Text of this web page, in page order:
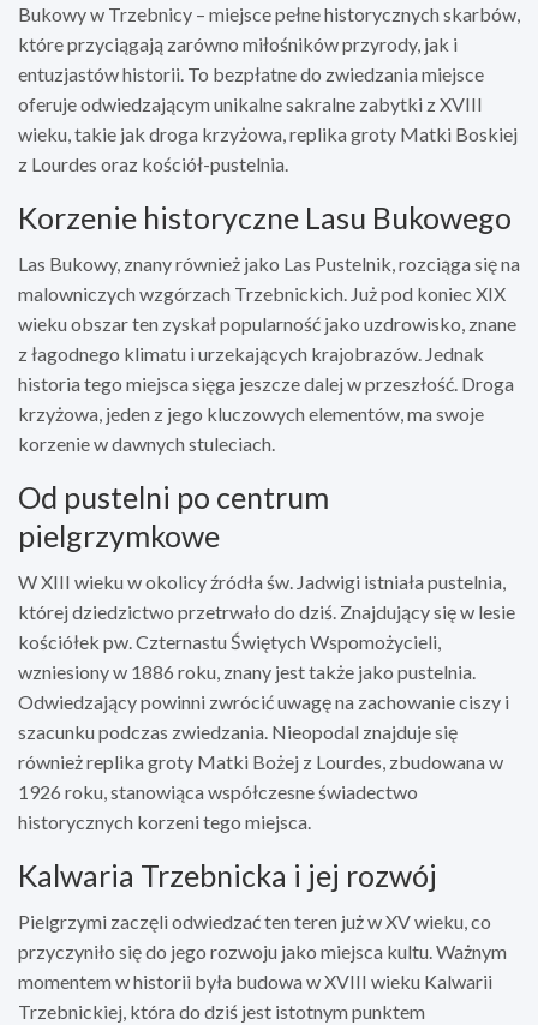
Bukowy w Trzebnicy – miejsce pełne historycznych skarbów,
które przyciągają zarówno miłośników przyrody, jak i
entuzjastów historii. To bezpłatne do zwiedzania miejsce
oferuje odwiedzającym unikalne sakralne zabytki z XVIII
wieku, takie jak droga krzyżowa, replika groty Matki Boskiej
z Lourdes oraz kościół-pustelnia.
Korzenie historyczne Lasu Bukowego
Las Bukowy, znany również jako Las Pustelnik, rozciąga się na
malowniczych wzgórzach Trzebnickich. Już pod koniec XIX
wieku obszar ten zyskał popularność jako uzdrowisko, znane
z łagodnego klimatu i urzekających krajobrazów. Jednak
historia tego miejsca sięga jeszcze dalej w przeszłość. Droga
krzyżowa, jeden z jego kluczowych elementów, ma swoje
korzenie w dawnych stuleciach.
Od pustelni po centrum
pielgrzymkowe
W XIII wieku w okolicy źródła św. Jadwigi istniała pustelnia,
której dziedzictwo przetrwało do dziś. Znajdujący się w lesie
kościółek pw. Czternastu Świętych Wspomożycieli,
wzniesiony w 1886 roku, znany jest także jako pustelnia.
Odwiedzający powinni zwrócić uwagę na zachowanie ciszy i
szacunku podczas zwiedzania. Nieopodal znajduje się
również replika groty Matki Bożej z Lourdes, zbudowana w
1926 roku, stanowiąca współczesne świadectwo
historycznych korzeni tego miejsca.
Kalwaria Trzebnicka i jej rozwój
Pielgrzymi zaczęli odwiedzać ten teren już w XV wieku, co
przyczyniło się do jego rozwoju jako miejsca kultu. Ważnym
momentem w historii była budowa w XVIII wieku Kalwarii
Trzebnickiej, która do dziś jest istotnym punktem